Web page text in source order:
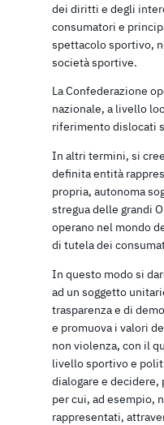
dei diritti e degli
consumatori e
spettacolo sportivo,
società sportive.
La Confederazione
nazionale, a livello
riferimento dislocati
In altri termini, si
definita entità
propria, autonoma
stregua delle grandi
operano nel mondo
di tutela dei
In questo modo si
ad un soggetto
trasparenza e di
e promuova i valori
non violenza, con il
livello sportivo e
dialogare e decidere,
per cui, ad esempio,
rappresentati,